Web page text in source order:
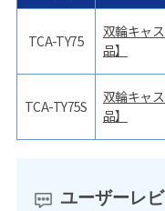
TCA-TY75
TCA-TY75S
双輪キャ
品】
双輪キャ
品】
ユーザーレ